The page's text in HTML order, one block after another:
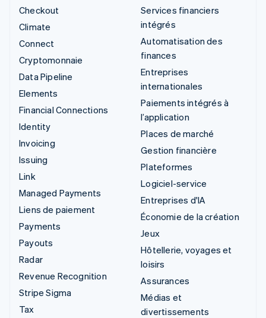
Checkout
Climate
Connect
Cryptomonnaie
Data Pipeline
Elements
Financial Connections
Identity
Invoicing
Issuing
Link
Managed Payments
Liens de paiement
Payments
Payouts
Radar
Revenue Recognition
Stripe Sigma
Tax
Services financiers
intégrés
Automatisation des
finances
Entreprises
internationales
Paiements intégrés à
l’application
Places de marché
Gestion financière
Plateformes
Logiciel-service
Entreprises d'IA
Économie de la création
Jeux
Hôtellerie, voyages et
loisirs
Assurances
Médias et
divertissements